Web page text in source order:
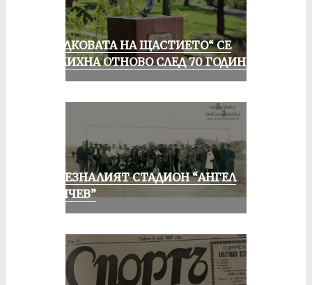
„ПОДКОВАТА НА ЩАСТИЕТО“ СЕ
УСМИХНА ОТНОВО СЛЕД 70 ГОДИНИ
ИЗЧЕЗНАЛИЯТ СТАДИОН “АНГЕЛ
КЪНЧЕВ”